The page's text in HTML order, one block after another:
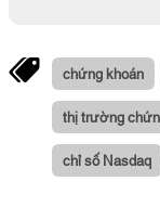
chứng khoán
thị trường
chỉ số Nasdaq